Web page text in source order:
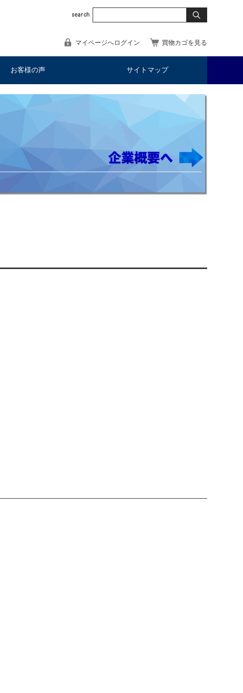
マイページへログイン 買物カゴを見る
お客様の声 サイトマップ